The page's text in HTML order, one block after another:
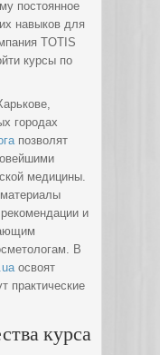
постоянное
навыков для
TOTIS
курсы по
городах
позволят
медицины.
и
В
освоят
практические
курса